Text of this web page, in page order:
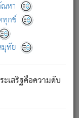
หา
ทุกข์
ทัย
เสริฐคือความดับ
ภพทั้งหลาย)
วง นั้นคือ
ว เพราะไม่มี
รามแล้ว ก้าวล่วง
ลี่ยนแปลงอีกต่อ